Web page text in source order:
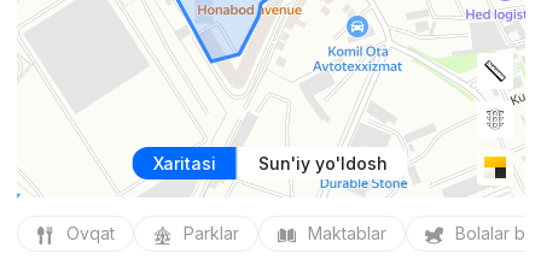
Xaritasi Sun'iy yo'ldosh
Ovqat Parklar Maktablar Bolalar